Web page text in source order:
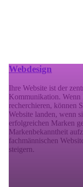
Webdesign
Ihre Website ist der
Kommunikation. Wenn
recherchieren, können
Website landen, wenn
erfolgreichen Marken
Markenbekanntheit
fachmännischen
steigern.